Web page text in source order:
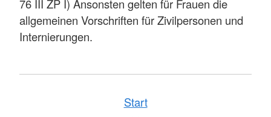
76 III ZP I) Ansonsten gelten für Frauen die
allgemeinen Vorschriften für Zivilpersonen und
Internierungen.
Start